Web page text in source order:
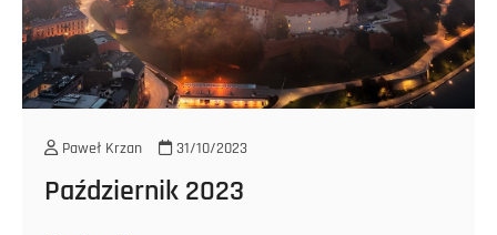
Paweł Krzan 31/10/2023
Październik 2023